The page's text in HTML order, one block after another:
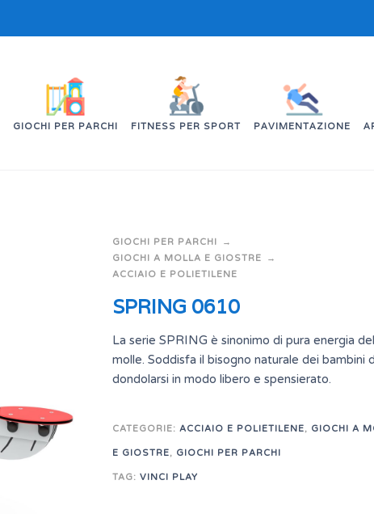
GIOCHI PER PARCHI FITNESS PER SPORT PAVIMENTAZIONE
GIOCHI PER PARCHI
GIOCHI A MOLLA E GIOSTRE
ACCIAIO E POLIETILENE
SPRING 0610
La serie SPRING è sinonimo di pura energia
molle. Soddisfa il bisogno naturale dei bambini
dondolarsi in modo libero e spensierato.
CATEGORIE: ACCIAIO E POLIETILENE, GIOCHI A
E GIOSTRE, GIOCHI PER PARCHI
TAG: VINCI PLAY